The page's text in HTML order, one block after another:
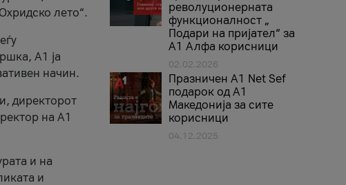
лето“.
A1 ја
начин.
директорот
на A1
и на
и
револуционерната
функционалност „
Подари на пријател“ за
А1 Алфа корисници
02.02.2026
Празничен A1 Net Sеf
подарок од А1
Македонија за сите
корисници
04.12.2025